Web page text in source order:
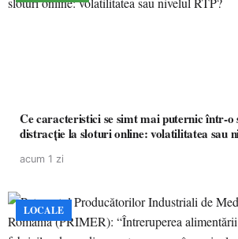
Ce caracteristici se simt mai puternic într-o
distracție la sloturi online: volatilitatea sau
acum 1 zi
LOCALE